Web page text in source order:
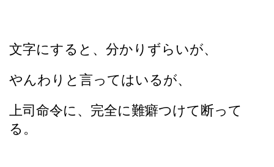
文字にすると、分かりずらいが、
やんわりと言ってはいるが、
上司命令に、完全に難癖つけて断って
る。